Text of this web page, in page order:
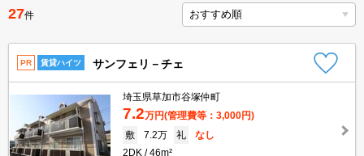
TOP
27件
PR 賃貸ハイツ サンフェリ－チェ
埼玉県草加市谷塚仲町
7.2万円(管理費等：3,000円)
敷
7.2万 礼
なし
2DK
46m²